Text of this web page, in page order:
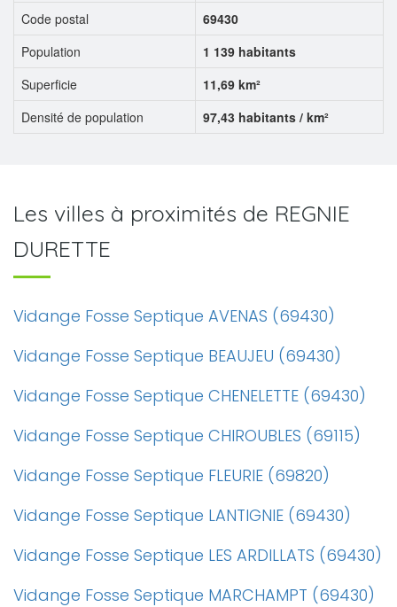
Code postal
69430
Population
1 139 habitants
Superficie
11,69 km²
Densité de population
97,43 habitants / km²
Les villes à proximités de REGNIE
DURETTE
Vidange Fosse Septique AVENAS (69430)
Vidange Fosse Septique BEAUJEU (69430)
Vidange Fosse Septique CHENELETTE (69430)
Vidange Fosse Septique CHIROUBLES (69115)
Vidange Fosse Septique FLEURIE (69820)
Vidange Fosse Septique LANTIGNIE (69430)
Vidange Fosse Septique LES ARDILLATS (69430)
Vidange Fosse Septique MARCHAMPT (69430)